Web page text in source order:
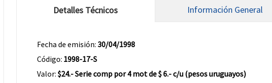
Detalles Técnicos Información General
Fecha de emisión: 30/04/1998
Código: 1998-17-S
Valor: $24.- Serie comp por 4 mot de $ 6.- c/u (pesos uruguayos)